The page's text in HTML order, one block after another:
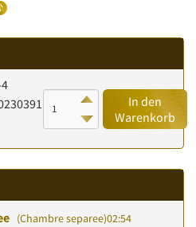
In den
Warenkorb
(Chambre separee)02:54